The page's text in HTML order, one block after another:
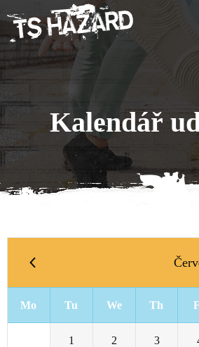
Kalendář
Mo Tu We Th
1 2 3